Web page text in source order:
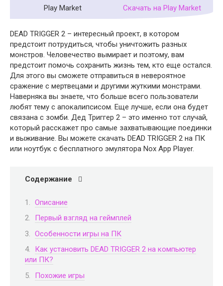
Play Market
Скачать на Play Market
DEAD TRIGGER 2 – интересный проект, в котором
предстоит потрудиться, чтобы уничтожить разных
монстров. Человечество вымирает и поэтому, вам
предстоит помочь сохранить жизнь тем, кто еще остался.
Для этого вы сможете отправиться в невероятное
сражение с мертвецами и другими жуткими монстрами.
Наверняка вы знаете, что больше всего пользователи
любят тему с апокалипсисом. Еще лучше, если она будет
связана с зомби. Дед Триггер 2 – это именно тот случай,
который расскажет про самые захватывающие поединки
и выживание. Вы можете скачать DEAD TRIGGER 2 на ПК
или ноутбук с бесплатного эмулятора Nox App Player.
Содержание
Описание
Первый взгляд на геймплей
Особенности игры на ПК
Как установить DEAD TRIGGER 2 на компьютер
или ПК?
Похожие игры